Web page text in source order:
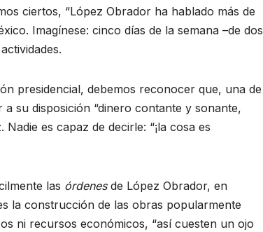
ciertos, “López Obrador ha hablado más de
Imagínese: cinco días de la semana –de dos
presidencial, debemos reconocer que, una de
su disposición “dinero contante y sonante,
es capaz de decirle: “¡la cosa es
las órdenesde López Obrador, en
la construcción de las obras popularmente
ni recursos económicos, “así cuesten un ojo